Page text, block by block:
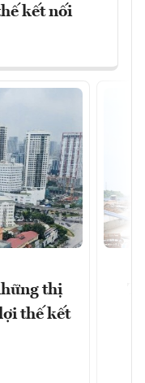
kết nối
thị
thế kết